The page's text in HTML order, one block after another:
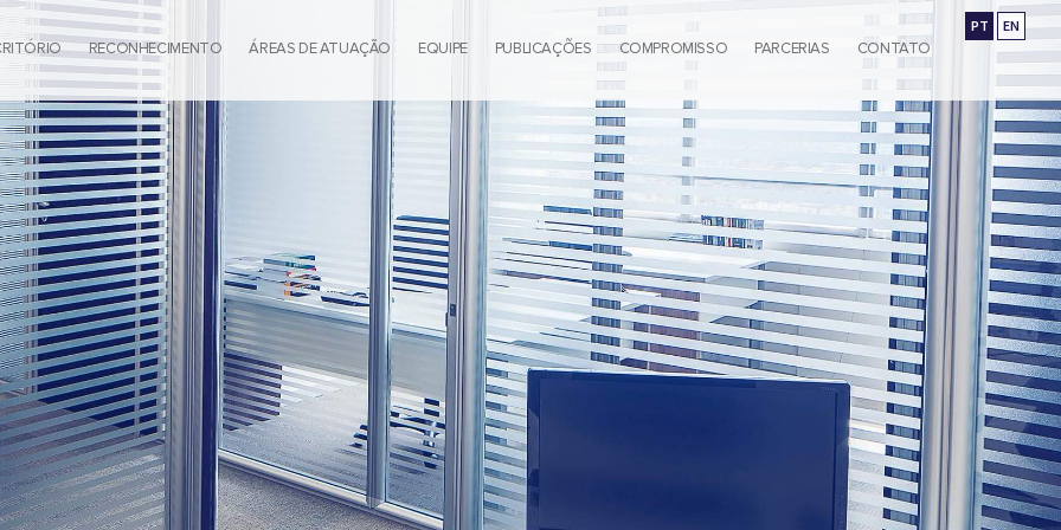
PT EN
RECONHECIMENTO ÁREAS DE ATUAÇÃO EQUIPE PUBLICAÇÕES COMPROMISSO PARCERIAS CONTATO